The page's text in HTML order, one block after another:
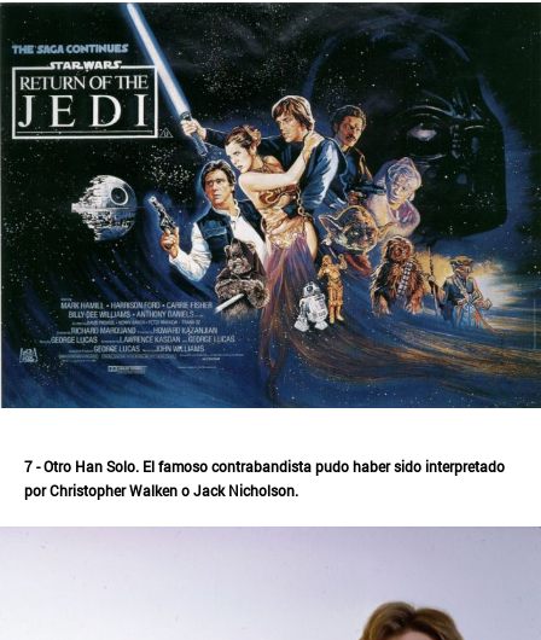
7 - Otro Han Solo. El famoso contrabandista pudo haber sido interpretado
por Christopher Walken o Jack Nicholson.